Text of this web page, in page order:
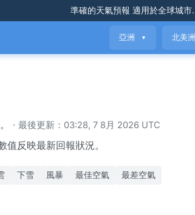
準確的天氣預報 適用於全球城市.
亞洲 ▼ 北美洲
· 最後更新：03:28, 7 8月 2026 UTC
反映最新回報狀況。
下雪 風暴 最佳空氣 最差空氣